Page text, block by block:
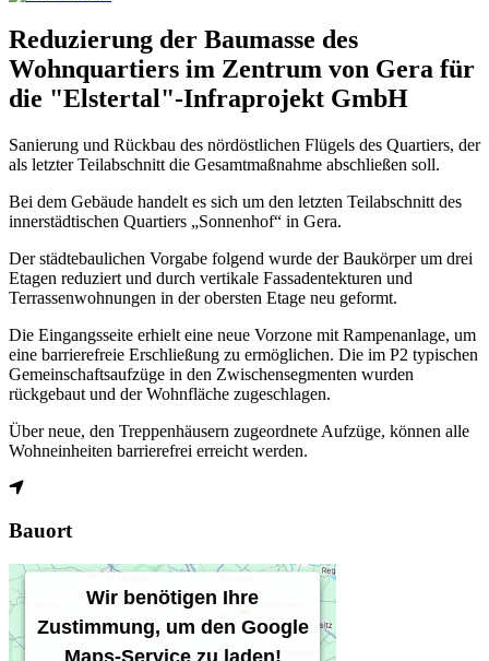
Reduzierung der Baumasse des
Wohnquartiers im Zentrum von Gera für
die "Elstertal"-Infraprojekt GmbH
Sanierung und Rückbau des nördöstlichen Flügels des Quartiers, der
als letzter Teilabschnitt die Gesamtmaßnahme abschließen soll.
Bei dem Gebäude handelt es sich um den letzten Teilabschnitt des
innerstädtischen Quartiers „Sonnenhof“ in Gera.
Der städtebaulichen Vorgabe folgend wurde der Baukörper um drei
Etagen reduziert und durch vertikale Fassadentekturen und
Terrassenwohnungen in der obersten Etage neu geformt.
Die Eingangsseite erhielt eine neue Vorzone mit Rampenanlage, um
eine barrierefreie Erschließung zu ermöglichen. Die im P2 typischen
Gemeinschaftsaufzüge in den Zwischensegmenten wurden
rückgebaut und der Wohnfläche zugeschlagen.
Über neue, den Treppenhäusern zugeordnete Aufzüge, können alle
Wohneinheiten barrierefrei erreicht werden.
Bauort
Wir benötigen Ihre
Zustimmung, um den Google
Maps-Service zu laden!